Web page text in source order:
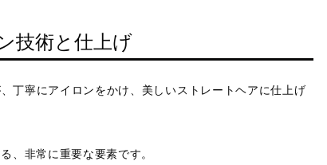
技術と仕上げ
丁寧にアイロンをかけ、美しいストレートヘアに仕上げ
、非常に重要な要素です。